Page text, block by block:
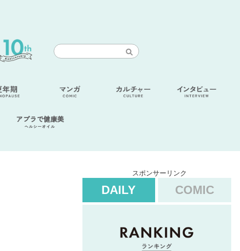
アブラで健康美
ヘルシーオイル
スポンサーリンク
DAILY COMIC